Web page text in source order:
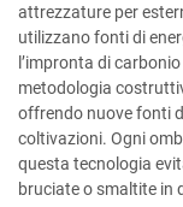
attrezzature per
utilizzano fonti di
l’impronta di
metodologia
offrendo nuove fonti
coltivazioni. Ogni
questa tecnologia
bruciate o smaltite in